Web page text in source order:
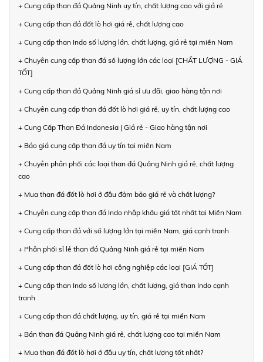
+ Cung cấp than đá Quảng Ninh uy tín, chất lượng cao với giá rẻ
+ Cung cấp than đá đốt lò hơi giá rẻ, chất lượng cao
+ Cung cấp than Indo số lượng lớn, chất lượng, giá rẻ tại miền Nam
+ Chuyên cung cấp than đá số lượng lớn các loại [CHẤT LƯỢNG - GIÁ
TỐT]
+ Cung cấp than đá Quảng Ninh giá sỉ ưu đãi, giao hàng tận nơi
+ Chuyên cung cấp than đá đốt lò hơi giá rẻ, uy tín, chất lượng cao
+ Cung Cấp Than Đá Indonesia | Giá rẻ - Giao hàng tận nơi
+ Báo giá cung cấp than đá uy tín tại miền Nam
+ Chuyên phân phối các loại than đá Quảng Ninh giá rẻ, chất lượng
cao
+ Mua than đá đốt lò hơi ở đâu đảm bảo giá rẻ và chất lượng?
+ Chuyên cung cấp than đá Indo nhập khẩu giá tốt nhất tại Miền Nam
+ Cung cấp than đá với số lượng lớn tại miền Nam, giá cạnh tranh
+ Phân phối sỉ lẻ than đá Quảng Ninh giá rẻ tại miền Nam
+ Cung cấp than đá đốt lò hơi công nghiệp các loại [GIÁ TỐT]
+ Cung cấp than Indo số lượng lớn, chất lượng, giá than Indo cạnh
tranh
+ Cung cấp than đá chất lượng, uy tín, giá rẻ tại miền Nam
+ Bán than đá Quảng Ninh giá rẻ, chất lượng cao tại miền Nam
+ Mua than đá đốt lò hơi ở đâu uy tín, chất lượng tốt nhất?